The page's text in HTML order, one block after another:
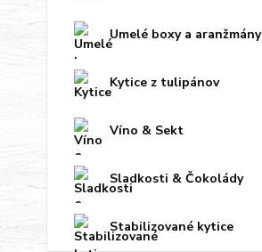
Umelé boxy a aranžmány
Kytice z tulipánov
Víno & Sekt
Sladkosti & Čokolády
Stabilizované kytice